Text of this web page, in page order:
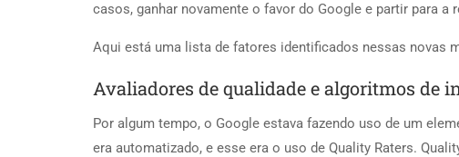
casos, ganhar novamente o favor do Google e partir para
Aqui está uma lista de fatores identificados nessas novas
Avaliadores de qualidade e algoritmos de
Por algum tempo, o Google estava fazendo uso de um
era automatizado, e esse era o uso de Quality Raters.